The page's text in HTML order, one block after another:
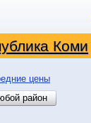
Коми
цены
район